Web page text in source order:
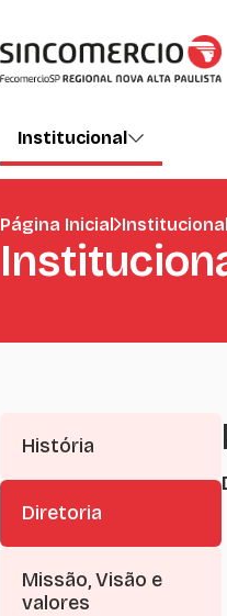
Institucional
Página Inicial Institucional
História
Diretoria
Missão, Visão e
valores